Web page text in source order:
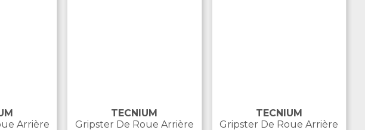
Arrière
TECNIUM
Gripster De Roue Arrière
TECNIUM
Gripster De Roue Arrière